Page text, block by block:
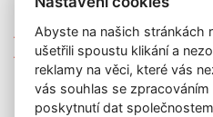
Nová díla
Aktuální výstava
Aukce
O nás
Kontakt
Abyste na našich stránkách
ušetřili spoustu klikání a
reklamy na věci, které vás
vás souhlas se
poskytnutí dat